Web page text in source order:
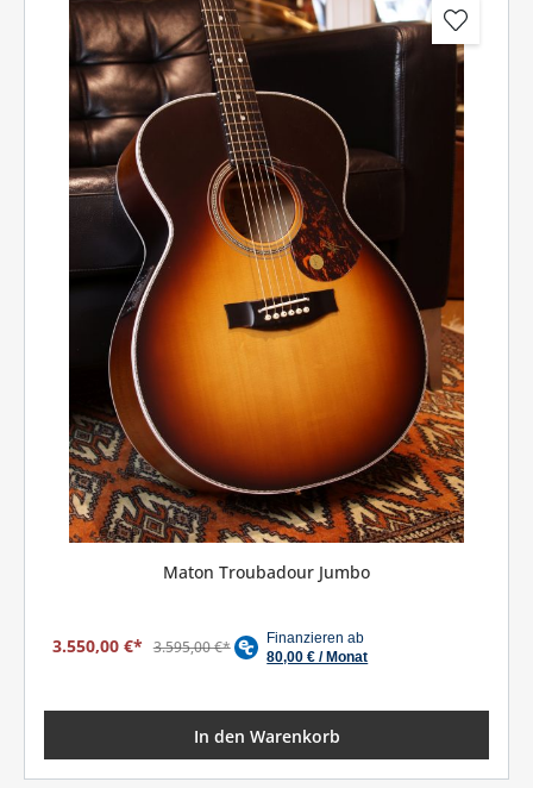
Maton Troubadour Jumbo
3.550,00 €* 3.595,00 €*
In den Warenkorb